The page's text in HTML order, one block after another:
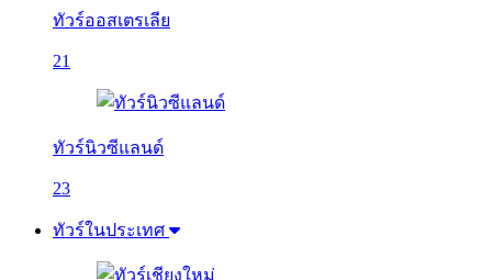
ทัวร์ออสเตรเลีย
21
ทัวร์นิวซีแลนด์
23
ทัวร์ในประเทศ